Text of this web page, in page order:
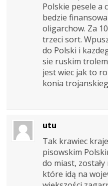
Polskie pesele a
bedzie
oligarchow. Za
trzeci sort.
do Polski i
sie ruskim
jest wiec jak to
konia
utu
Tak krawiec
pisowskim
do miast,
które idą na